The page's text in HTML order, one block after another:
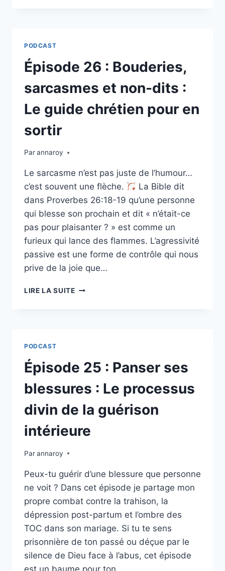
DE
DIEU,
LA
SEMBLE
PODCAST
Épisode 26 : Bouderies,
sarcasmes et non-dits :
Le guide chrétien pour en
sortir
Parannaroy
Le sarcasme n’est pas juste de l’humour…
c’est souvent une flèche.
La Bible dit
dans Proverbes 26:18-19 qu’une personne
qui blesse son prochain et dit « n’était-ce
pas pour plaisanter ? » est comme un
furieux qui lance des flammes. L’agressivité
passive est une forme de contrôle qui nous
prive de la joie que…
LIRE LA SUITEÉPISODE
DITS
:
GUIDE
CHRÉTIEN
POUR
SORTIR
PODCAST
Épisode 25 : Panser ses
blessures : Le processus
divin de la guérison
intérieure
Parannaroy
Peux-tu guérir d’une blessure que personne
ne voit ? Dans cet épisode je partage mon
propre combat contre la trahison, la
dépression post-partum et l’ombre des
TOC dans son mariage. Si tu te sens
prisonnière de ton passé ou déçue par le
silence de Dieu face à l’abus, cet épisode
est un baume pour ton…